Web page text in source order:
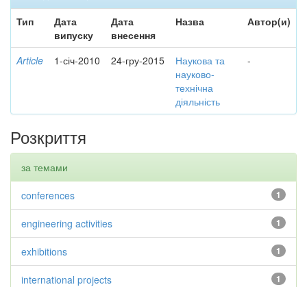
Тип
Дата
випуску
Дата
внесення
Назва Автор(и)
Article 1-січ-2010 24-гру-2015
Наукова та
науково-
технічна
діяльність
-
Розкриття
за темами
1
conferences
1
engineering activities
1
exhibitions
1
international projects